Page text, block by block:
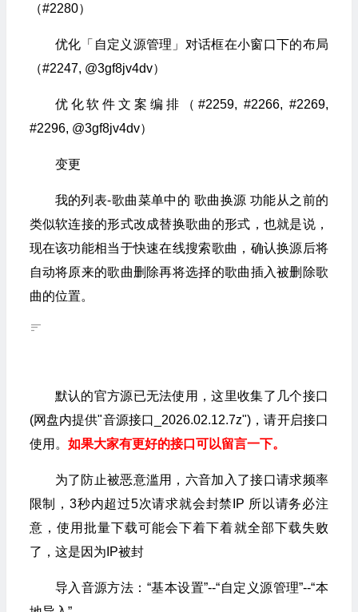
（#2280）
优化「自定义源管理」对话框在小窗口下的布局
（#2247, @3gf8jv4dv）
优化软件文案编排（#2259, #2266, #2269,
#2296, @3gf8jv4dv）
变更
我的列表-歌曲菜单中的 歌曲换源 功能从之前的
类似软连接的形式改成替换歌曲的形式，也就是说，
现在该功能相当于快速在线搜索歌曲，确认换源后将
自动将原来的歌曲删除再将选择的歌曲插入被删除歌
曲的位置。
默认的官方源已无法使用，这里收集了几个接口
(网盘内提供"音源接口_2026.02.12.7z")，请开启接口
使用。 如果大家有更好的接口可以留言一下。
为了防止被恶意滥用，六音加入了接口请求频率
限制，3秒内超过5次请求就会封禁IP 所以请务必注
意，使用批量下载可能会下着下着就全部下载失败
了，这是因为IP被封
导入音源方法：“基本设置”--“自定义源管理”--“本